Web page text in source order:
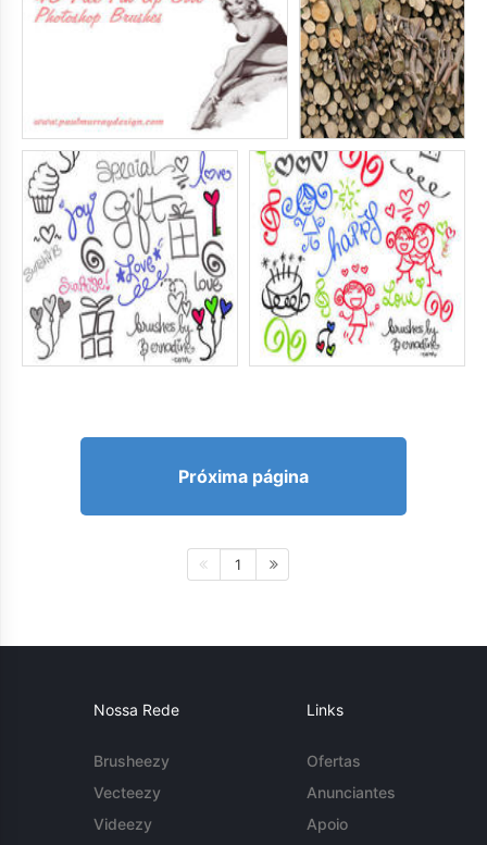
Próxima página
1
Nossa Rede
Brusheezy
Vecteezy
Videezy
Links
Ofertas
Anunciantes
Apoio